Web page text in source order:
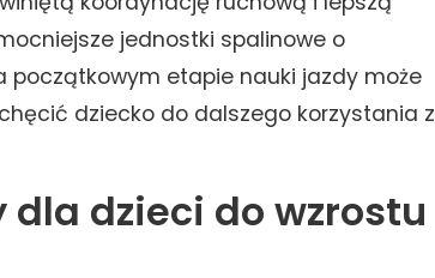
jednostki spalinowe o
początkowym etapie nauki jazdy może
dziecko do dalszego korzystania z
dzieci do wzrostu